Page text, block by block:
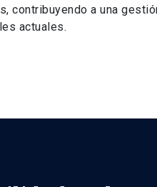
contribuyendo a una
actuales.